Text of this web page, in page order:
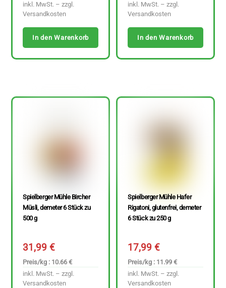
inkl. MwSt. – zzgl.
Versandkosten
In den Warenkorb
inkl. MwSt. – zzgl.
Versandkosten
In den Warenkorb
Spielberger Mühle Bircher
Müsli, demeter 6 Stück zu
500 g
31,99€
Preis/kg : 10.66 €
inkl. MwSt. – zzgl.
Versandkosten
Spielberger Mühle Hafer
Rigatoni, glutenfrei, demeter
6 Stück zu 250 g
17,99€
Preis/kg : 11.99 €
inkl. MwSt. – zzgl.
Versandkosten